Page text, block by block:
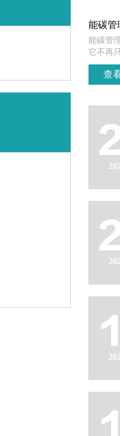
能碳管
能碳管
它不再
查